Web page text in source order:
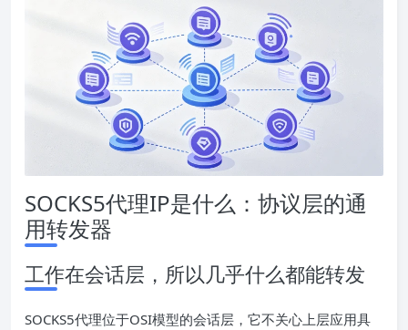
SOCKS5代理IP是什么：协议层的通
用转发器
工作在会话层，所以几乎什么都能转发
SOCKS5代理位于OSI模型的会话层，它不关心上层应用具